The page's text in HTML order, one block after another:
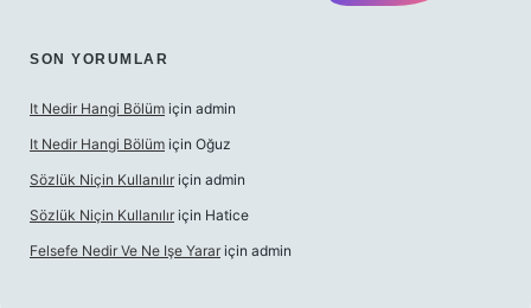
SON YORUMLAR
It Nedir Hangi Bölüm için admin
It Nedir Hangi Bölüm için Oğuz
Sözlük Niçin Kullanılır için admin
Sözlük Niçin Kullanılır için Hatice
Felsefe Nedir Ve Ne Işe Yarar için admin